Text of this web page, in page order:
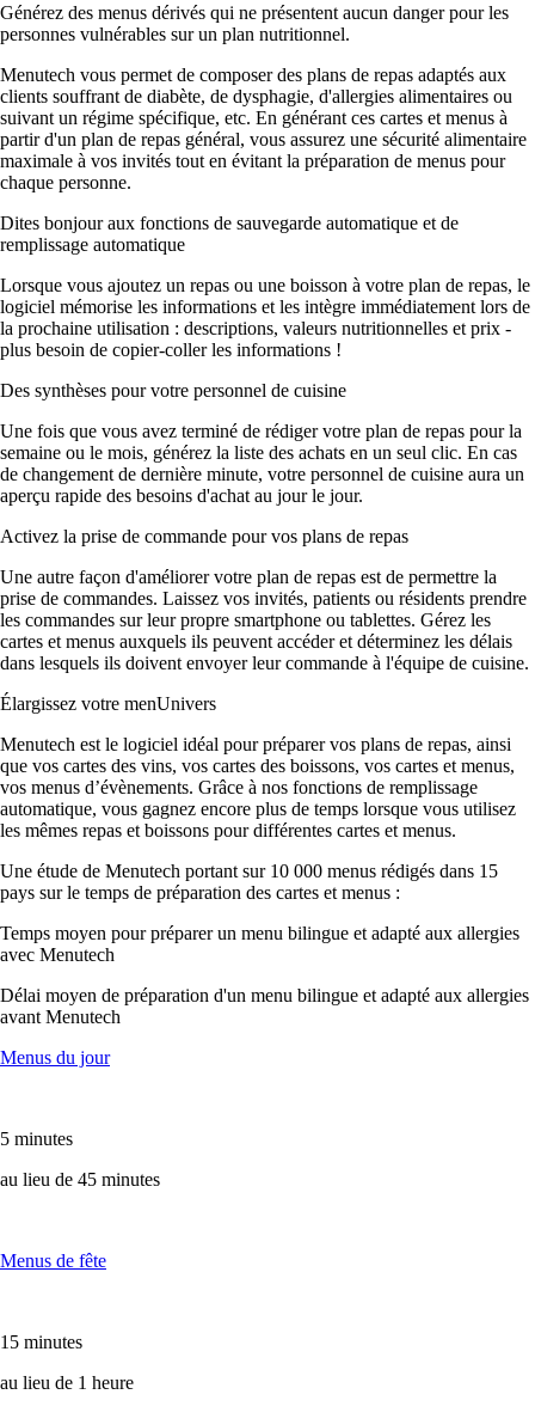
Générez des menus dérivés qui ne présentent aucun danger pour les
personnes vulnérables sur un plan nutritionnel.
Menutech vous permet de composer des plans de repas adaptés aux
clients souffrant de diabète, de dysphagie, d'allergies alimentaires ou
suivant un régime spécifique, etc. En générant ces cartes et menus à
partir d'un plan de repas général, vous assurez une sécurité alimentaire
maximale à vos invités tout en évitant la préparation de menus pour
chaque personne.
Dites bonjour aux fonctions de sauvegarde automatique et de
remplissage automatique
Lorsque vous ajoutez un repas ou une boisson à votre plan de repas, le
logiciel mémorise les informations et les intègre immédiatement lors de
la prochaine utilisation : descriptions, valeurs nutritionnelles et prix -
plus besoin de copier-coller les informations !
Des synthèses pour votre personnel de cuisine
Une fois que vous avez terminé de rédiger votre plan de repas pour la
semaine ou le mois, générez la liste des achats en un seul clic. En cas
de changement de dernière minute, votre personnel de cuisine aura un
aperçu rapide des besoins d'achat au jour le jour.
Activez la prise de commande pour vos plans de repas
Une autre façon d'améliorer votre plan de repas est de permettre la
prise de commandes. Laissez vos invités, patients ou résidents prendre
les commandes sur leur propre smartphone ou tablettes. Gérez les
cartes et menus auxquels ils peuvent accéder et déterminez les délais
dans lesquels ils doivent envoyer leur commande à l'équipe de cuisine.
Élargissez votre menUnivers
Menutech est le logiciel idéal pour préparer vos plans de repas, ainsi
que vos cartes des vins, vos cartes des boissons, vos cartes et menus,
vos menus d’évènements. Grâce à nos fonctions de remplissage
automatique, vous gagnez encore plus de temps lorsque vous utilisez
les mêmes repas et boissons pour différentes cartes et menus.
Une étude de Menutech portant sur 10 000 menus rédigés dans 15
pays sur le temps de préparation des cartes et menus :
Temps moyen pour préparer un menu bilingue et adapté aux allergies
avec Menutech
Délai moyen de préparation d'un menu bilingue et adapté aux allergies
avant Menutech
Menus du jour
5 minutes
au lieu de 45 minutes
Menus de fête
15 minutes
au lieu de 1 heure